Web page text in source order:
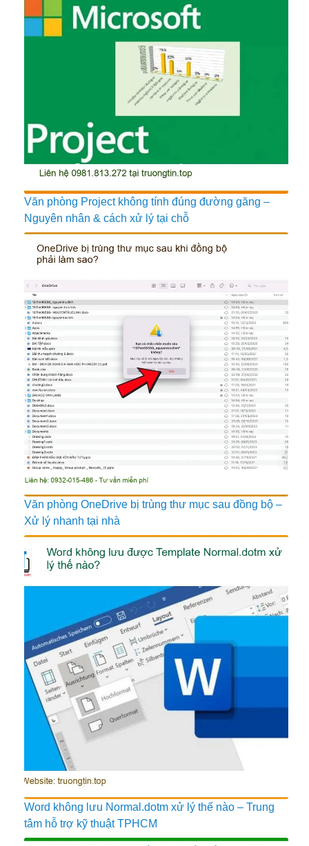
Văn phòng Project không tính đúng đường găng –
Nguyên nhân & cách xử lý tại chỗ
Văn phòng OneDrive bị trùng thư mục sau đồng bộ –
Xử lý nhanh tại nhà
Word không lưu Normal.dotm xử lý thế nào – Trung
tâm hỗ trợ kỹ thuật TPHCM